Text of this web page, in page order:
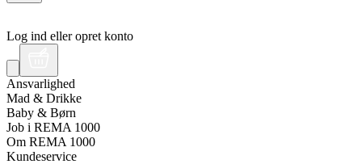
Log ind eller opret konto
Ansvarlighed
Mad & Drikke
Baby & Børn
Job i REMA 1000
Om REMA 1000
Kundeservice